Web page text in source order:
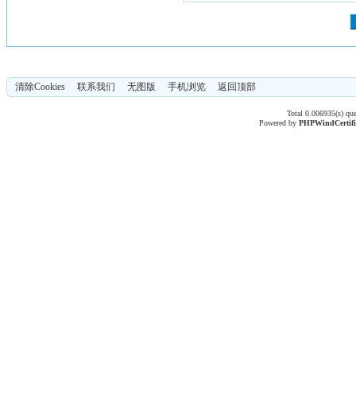
清除Cookies 联系我们 无图版 手机浏览 返回顶部
Total 0.006935(s)
Powered byPHPWind